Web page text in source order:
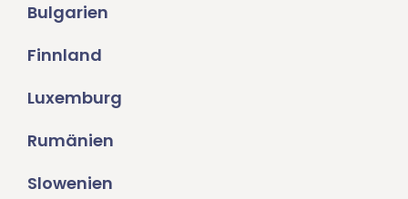
Bulgarien
Finnland
Luxemburg
Rumänien
Slowenien